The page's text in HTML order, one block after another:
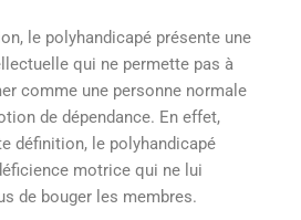
le polyhandicapé présente une
qui ne permette pas à
comme une personne normale
de dépendance. En effet,
définition, le polyhandicapé
motrice qui ne lui
de bouger les membres.